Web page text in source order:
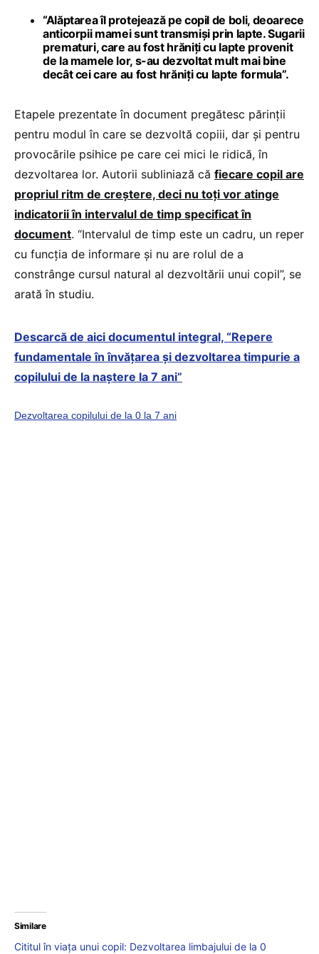
“Alăptarea îl protejează pe copil de boli, deoarece
anticorpii mamei sunt transmiși prin lapte. Sugarii
prematuri, care au fost hrăniți cu lapte provenit
de la mamele lor, s-au dezvoltat mult mai bine
decât cei care au fost hrăniți cu lapte formula”.
Etapele prezentate în document pregătesc părinții
pentru modul în care se dezvoltă copiii, dar și pentru
provocările psihice pe care cei mici le ridică, în
dezvoltarea lor. Autorii subliniază că fiecare copil are
propriul ritm de creștere, deci nu toți vor atinge
indicatorii în intervalul de timp specificat în
document. “Intervalul de timp este un cadru, un reper
cu funcția de informare și nu are rolul de a
constrânge cursul natural al dezvoltării unui copil”, se
arată în studiu.
Descarcă de aici documentul integral, “Repere
fundamentale în învățarea și dezvoltarea timpurie a
copilului de la naștere la 7 ani”
Dezvoltarea copilului de la 0 la 7 ani
Similare
Cititul în viața unui copil: Dezvoltarea limbajului de la 0